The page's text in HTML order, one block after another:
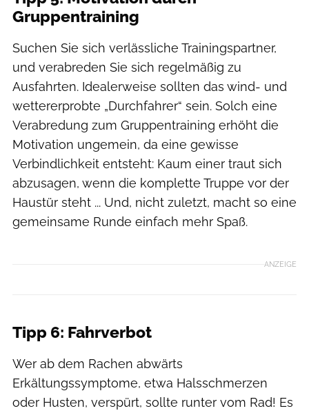
Gruppentraining
Suchen Sie sich verlässliche Trainingspartner,
und verabreden Sie sich regelmäßig zu
Ausfahrten. Idealerweise sollten das wind- und
wettererprobte „Durchfahrer“ sein. Solch eine
Verabredung zum Gruppentraining erhöht die
Motivation ungemein, da eine gewisse
Verbindlichkeit entsteht: Kaum einer traut sich
abzusagen, wenn die komplette Truppe vor der
Haustür steht ... Und, nicht zuletzt, macht so eine
gemeinsame Runde einfach mehr Spaß.
ANZEIGE
Tipp 6: Fahrverbot
Wer ab dem Rachen abwärts
Erkältungssymptome, etwa Halsschmerzen
oder Husten, verspürt, sollte runter vom Rad! Es